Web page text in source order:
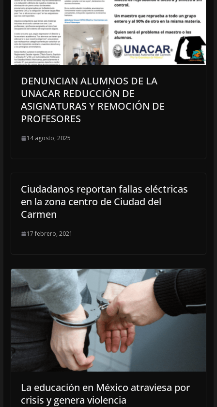
DENUNCIAN ALUMNOS DE LA
UNACAR REDUCCIÓN DE
ASIGNATURAS Y REMOCIÓN DE
PROFESORES
14 agosto, 2025
Ciudadanos reportan fallas eléctricas
en la zona centro de Ciudad del
Carmen
17 febrero, 2021
La educación en México atraviesa por
crisis y genera violencia